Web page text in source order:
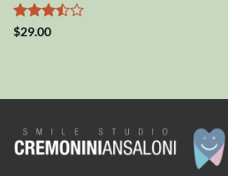
Valutato
$29.00